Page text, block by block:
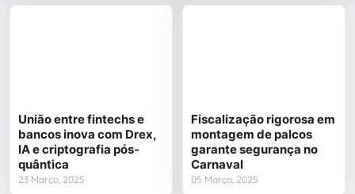
União entre fintechs e
bancos inova com Drex,
IA e criptografia pós-
quântica
23 Março, 2025
Fiscalização rigorosa em
montagem de palcos
garante segurança no
Carnaval
05 Março, 2025